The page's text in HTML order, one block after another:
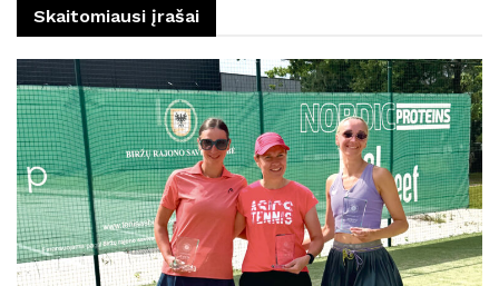
Skaitomiausi įrašai